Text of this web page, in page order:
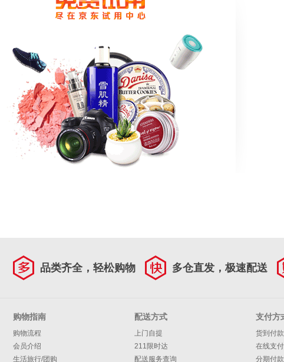
品类齐全，轻松购物 多仓直发，极速配送
购物指南
购物流程
会员介绍
生活旅行/团购
配送方式
上门自提
211限时达
配送服务查询
支付方
货到付款
在线支付
分期付款